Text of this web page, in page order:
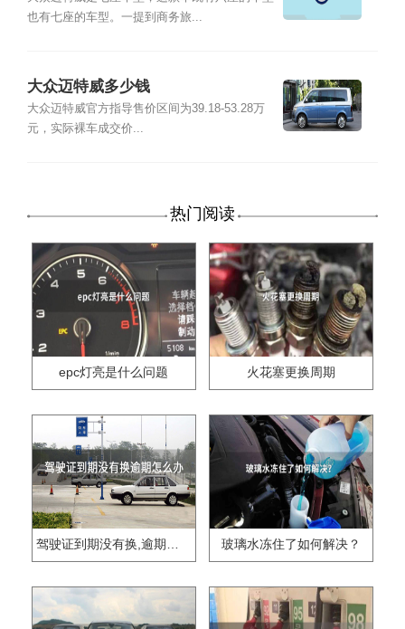
也有七座的车型。一提到商务旅...
大众迈特威多少钱
大众迈特威官方指导售价区间为39.18-53.28万
元，实际裸车成交价...
热门阅读
epc灯亮是什么问题 火花塞更换周期
驾驶证到期没有换,逾期怎么办?? 玻璃水冻住了如何解决？